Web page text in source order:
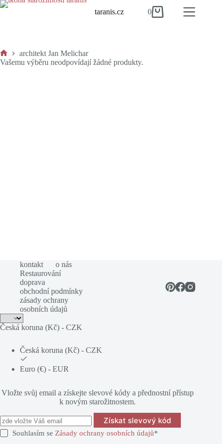
Skip
taranis.cz
Shopping
0
Home
architekt Jan Melichar
Vašemu výběru neodpovídají žádné produkty.
kontakt
o nás
Restaurování
doprava
obchodní podmínky
zásady ochrany
osobních údajů
Česká koruna (Kč) - CZK
Česká koruna (Kč) - CZK
Euro (€) - EUR
Vložte svůj email a získejte slevové kódy a přednostní přístup
k novým starožitnostem.
Získat slevový kód
Souhlasím seZásady ochrany osobních údajů*